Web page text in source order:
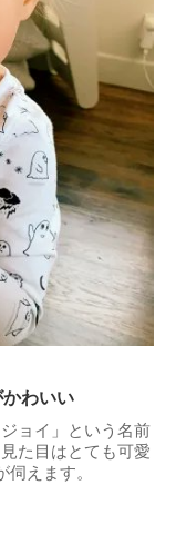
わいい
ョイ」という名前
た目はとても可愛
えます。